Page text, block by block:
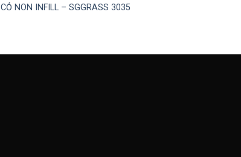
CỎ NON INFILL – SGGRASS 3035